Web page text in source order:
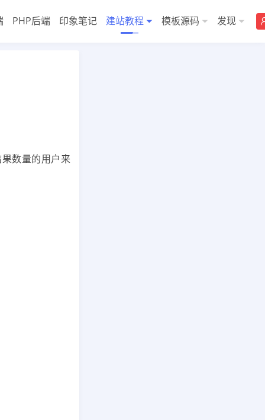
PHP后端 印象笔记 建站教程 模板源码 发现
数量的用户来